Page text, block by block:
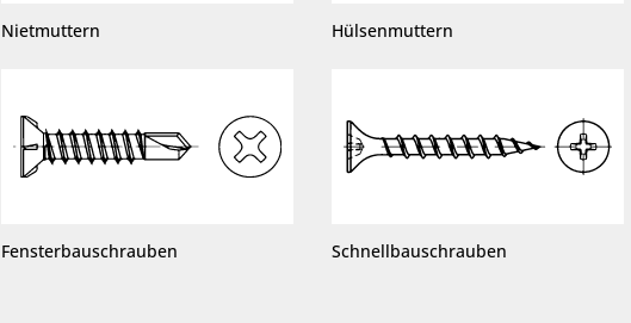
Nietmuttern Hülsenmuttern
Fensterbauschrauben Schnellbauschrauben